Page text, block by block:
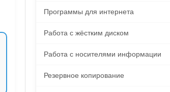
Программы для интернета
Работа с жёстким диском
Работа с носителями информации
Резервное копирование